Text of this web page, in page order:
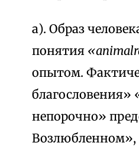
а). Образ
понятия
опытом.
благословения»
непорочно»
Возлюбленном»,